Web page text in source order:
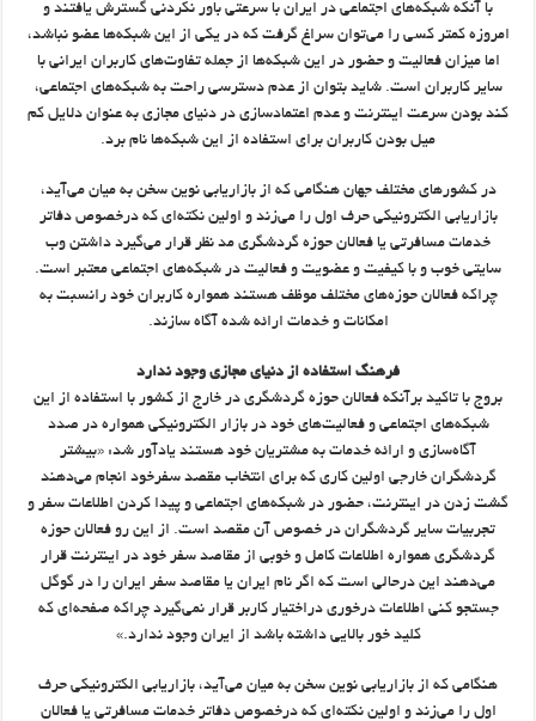
با آنکه شبکه‌های اجتماعی در ایران با سرعتی باور نکردنی گسترش یافتند و
امروزه کمتر کسی را می‌توان سراغ گرفت که در یکی از این شبکه‌ها عضو نباشد،
اما میزان فعالیت و حضور در این شبکه‌ها از جمله تفاوت‌های کاربران ایرانی با
سایر کاربران است. شاید بتوان از عدم دسترسی راحت به شبکه‌های اجتماعی،
کند بودن سرعت اینترنت و عدم اعتمادسازی در دنیای مجازی به عنوان دلایل کم
میل بودن کاربران برای استفاده از این شبکه‌ها نام برد.
در کشورهای مختلف جهان هنگامی که از بازاریابی نوین سخن به میان می‌آید،‌
بازاریابی الکترونیکی حرف اول را می‌زند و اولین نکته‌ای که درخصوص دفاتر
خدمات مسافرتی یا فعالان حوزه گردشگری مد نظر قرار می‌گیرد داشتن وب
سایتی خوب و با کیفیت و عضویت و فعالیت در شبکه‌های اجتماعی معتبر است.
چراکه فعالان حوزه‌های مختلف موظف هستند همواره کاربران خود رانسبت به
امکانات و خدمات ارائه شده آگاه سازند.
فرهنگ استفاده از دنیای مجازی وجود ندارد
بروج با تاکید برآنکه فعالان حوزه گردشگری در خارج از کشور با استفاده از این
شبکه‌های اجتماعی و فعالیت‌های خود در بازار الکترونیکی همواره در صدد
آگاه‌سازی و ارائه خدمات به مشتریان خود هستند یادآور شد: «بیشتر
گردشگران خارجی اولین کاری که برای انتخاب مقصد سفرخود انجام می‌دهند
گشت زدن در اینترنت، حضور در شبکه‌های اجتماعی و پیدا کردن اطلاعات سفر و
تجربیات سایر گردشگران در خصوص آن مقصد است. از این رو فعالان حوزه
گردشگری همواره اطلاعات کامل و خوبی از مقاصد سفر خود در اینترنت قرار
می‌دهند این درحالی است که اگر نام ایران یا مقاصد سفر ایران را در گوگل
جستجو کنی اطلاعات درخوری دراختیار کاربر قرار نمی‌گیرد چراکه صفحه‌ای که
کلید خور بالایی داشته باشد از ایران وجود ندارد.»
هنگامی که از بازاریابی نوین سخن به میان می‌آید،‌ بازاریابی الکترونیکی حرف
اول را می‌زند و اولین نکته‌ای که درخصوص دفاتر خدمات مسافرتی یا فعالان